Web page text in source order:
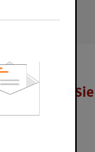
So melden Sie